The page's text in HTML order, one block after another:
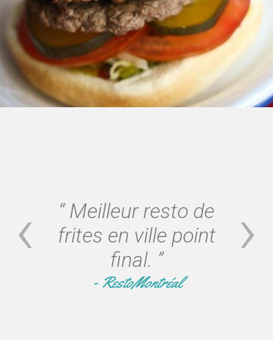
Meilleur resto de
frites en ville point
final.
RestoMontréal